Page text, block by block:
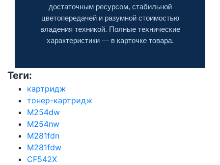
достаточным ресурсом, стабильной
цветопередачей и разумной стоимостью
владения техникой. Полные технические
характеристики — в карточке товара.
Теги:
картридж
тонер-картридж
M254dw
M254nw
M281fdn
M281fdw
CF542X